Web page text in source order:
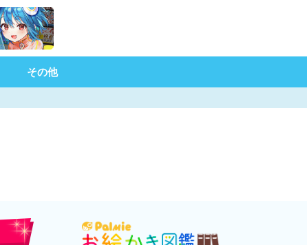
その他